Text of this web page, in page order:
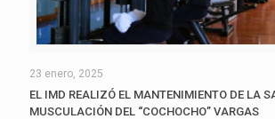
23 enero, 2025
EL IMD REALIZÓ EL MANTENIMIENTO DE LA
MUSCULACIÓN DEL “COCHOCHO” VARGAS